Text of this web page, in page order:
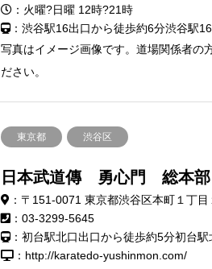
：火曜?日曜 12時?21時
：渋谷駅16出口から徒歩約6分渋谷駅
写真はイメージ画像です。道場関係者の
ださい。
東京都 渋谷区
日本武道傳 勇心門 総本部
：〒151-0071 東京都渋谷区本町１丁目
：03-3299-5645
：初台駅北口出口から徒歩約5分初台
：http://karatedo-yushinmon.com/